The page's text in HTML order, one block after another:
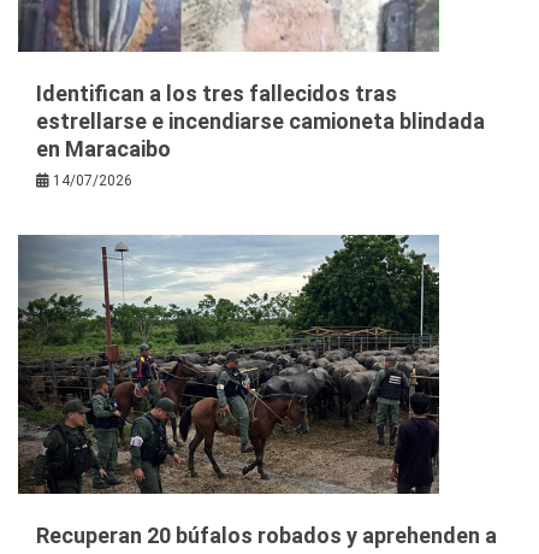
Identifican a los tres fallecidos tras
estrellarse e incendiarse camioneta blindada
en Maracaibo
14/07/2026
Recuperan 20 búfalos robados y aprehenden a